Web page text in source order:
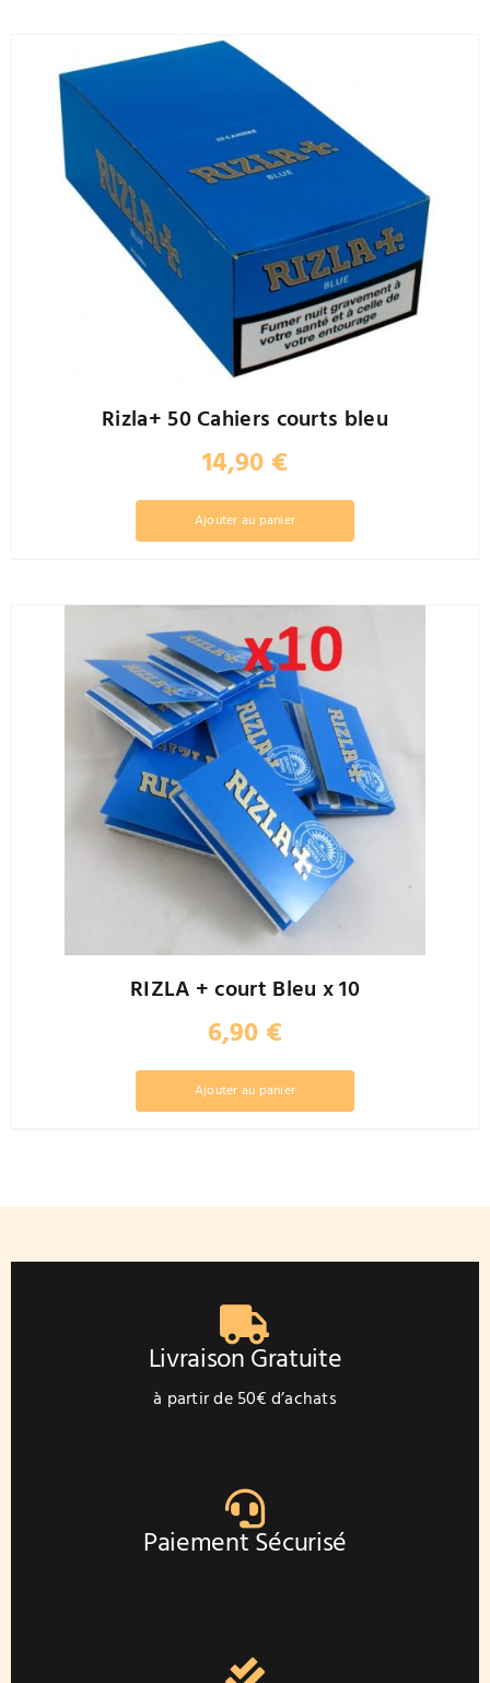
Rizla+ 50 Cahiers courts bleu
14,90 €
Ajouter au panier
RIZLA + court Bleu x 10
6,90 €
Ajouter au panier
Livraison Gratuite
à partir de 50€ d’achats
Paiement Sécurisé